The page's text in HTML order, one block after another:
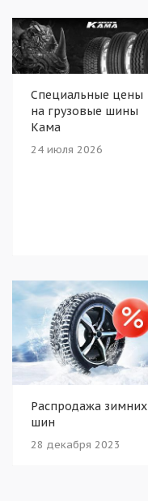
Специальные цены
на грузовые шины
Кама
24 июля 2026
Распродажа зимних
шин
28 декабря 2023